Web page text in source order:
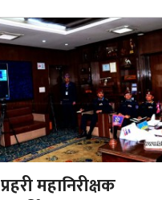
प्रहरी महानिरीक्षक